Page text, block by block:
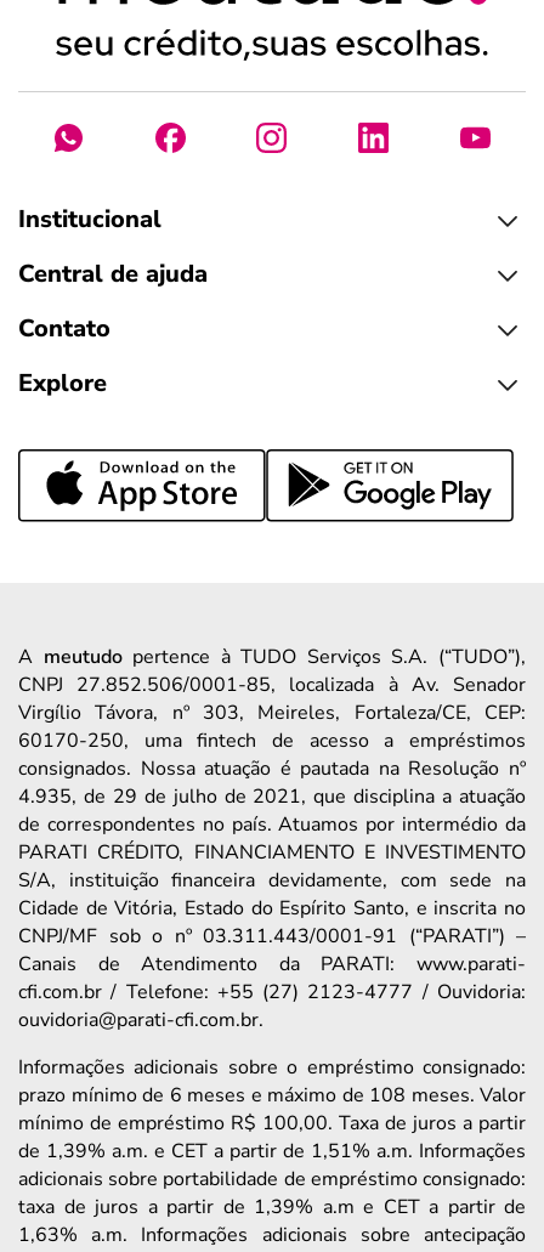
Institucional
Central de ajuda
Contato
Explore
A meutudopertence à TUDO Serviços S.A. (“TUDO”),
CNPJ 27.852.506/0001-85, localizada à Av. Senador
Virgílio Távora, nº 303, Meireles, Fortaleza/CE, CEP:
60170-250, uma fintech de acesso a empréstimos
consignados. Nossa atuação é pautada na Resolução nº
4.935, de 29 de julho de 2021, que disciplina a atuação
de correspondentes no país. Atuamos por intermédio da
PARATI CRÉDITO, FINANCIAMENTO E INVESTIMENTO
S/A, instituição financeira devidamente, com sede na
Cidade de Vitória, Estado do Espírito Santo, e inscrita no
CNPJ/MF sob o nº 03.311.443/0001-91 (“PARATI”) –
Canais de Atendimento da PARATI: www.parati-
cfi.com.br / Telefone: +55 (27) 2123-4777 / Ouvidoria:
ouvidoria@parati-cfi.com.br.
Informações adicionais sobre o empréstimo consignado:
prazo mínimo de 6 meses e máximo de 108 meses. Valor
mínimo de empréstimo R$ 100,00. Taxa de juros a partir
de 1,39% a.m. e CET a partir de 1,51% a.m. Informações
adicionais sobre portabilidade de empréstimo consignado:
taxa de juros a partir de 1,39% a.m e CET a partir de
1,63% a.m. Informações adicionais sobre antecipação